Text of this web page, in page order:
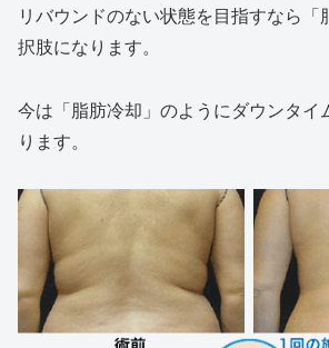
リバウンドのない状態を目指すなら「
択肢になります。
今は「脂肪冷却」のようにダウンタイ
ります。